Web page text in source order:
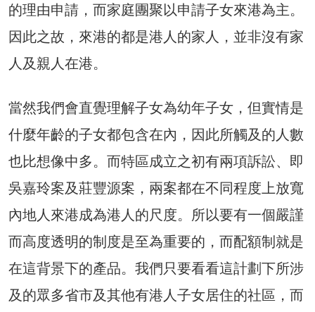
的理由申請，而家庭團聚以申請子女來港為主。
因此之故，來港的都是港人的家人，並非沒有家
人及親人在港。
當然我們會直覺理解子女為幼年子女，但實情是
什麼年齡的子女都包含在內，因此所觸及的人數
也比想像中多。而特區成立之初有兩項訴訟、即
吳嘉玲案及莊豐源案，兩案都在不同程度上放寬
內地人來港成為港人的尺度。所以要有一個嚴謹
而高度透明的制度是至為重要的，而配額制就是
在這背景下的產品。我們只要看看這計劃下所涉
及的眾多省市及其他有港人子女居住的社區，而